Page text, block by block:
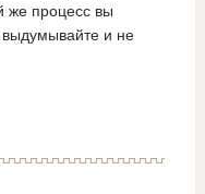
же процесс вы
выдумывайте и не